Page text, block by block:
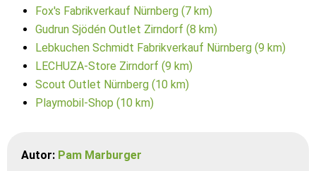
Fox's Fabrikverkauf Nürnberg (7 km)
Gudrun Sjödén Outlet Zirndorf (8 km)
Lebkuchen Schmidt Fabrikverkauf Nürnberg (9 km)
LECHUZA-Store Zirndorf (9 km)
Scout Outlet Nürnberg (10 km)
Playmobil-Shop (10 km)
Autor: Pam Marburger